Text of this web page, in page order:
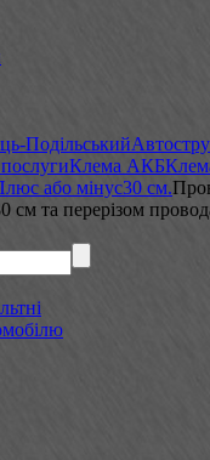
Подільський
Клема АКБ
або мінус30 см.
см та перерізом